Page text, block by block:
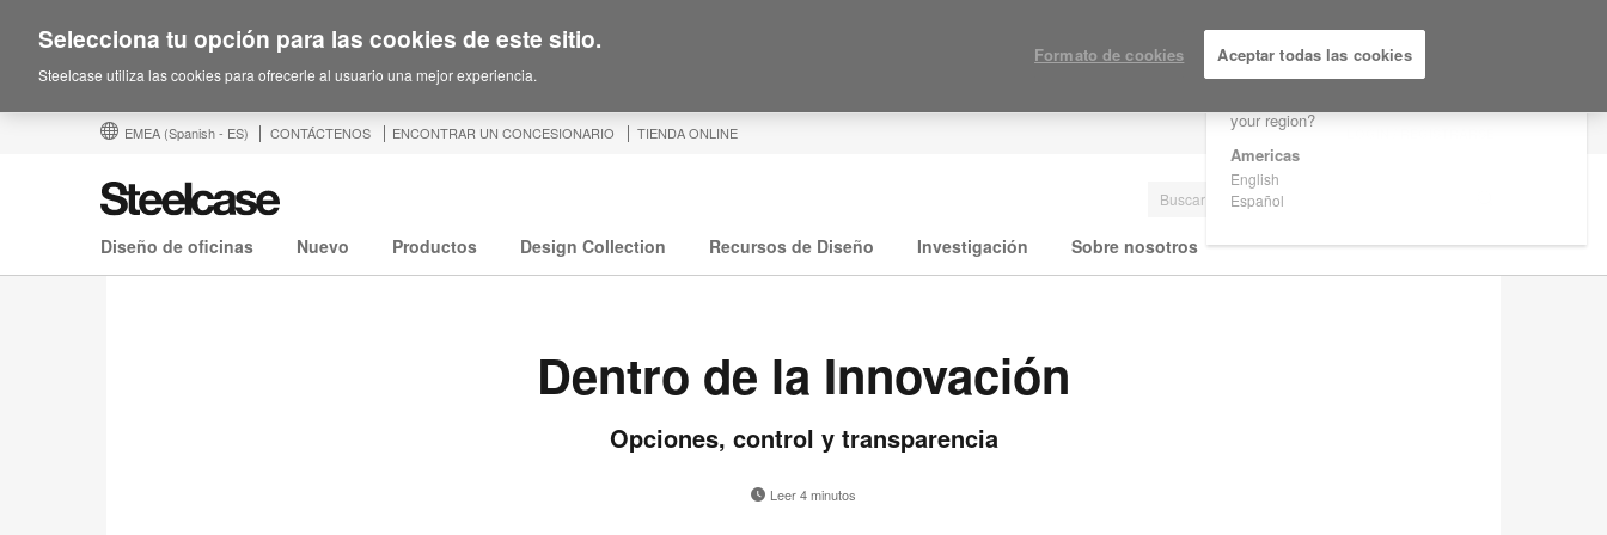
Are you in United States?
your region?
Americas
English
Español
EMEA (Spanish - ES) CONTÁCTENOS ENCONTRAR UN CONCESIONARIO TIENDA ONLINE
Diseño de oficinas Nuevo Productos Design Collection Recursos de Diseño Investigación Sobre nosotros
Dentro de la Innovación
Opciones, control y transparencia
Leer 4 minutos
Selecciona tu opción para las cookies de este sitio.
Steelcase utiliza las cookies para ofrecerle al usuario una mejor experiencia.
Formato de cookies Aceptar todas las cookies